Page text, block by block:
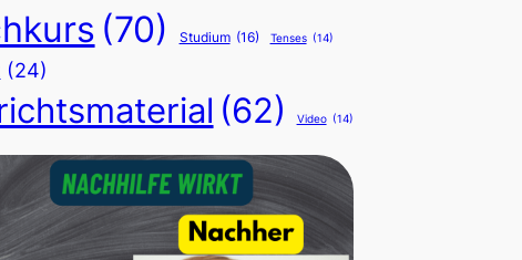
(70) Studium (16) Tenses (14)
(24)
(62) Video (14)